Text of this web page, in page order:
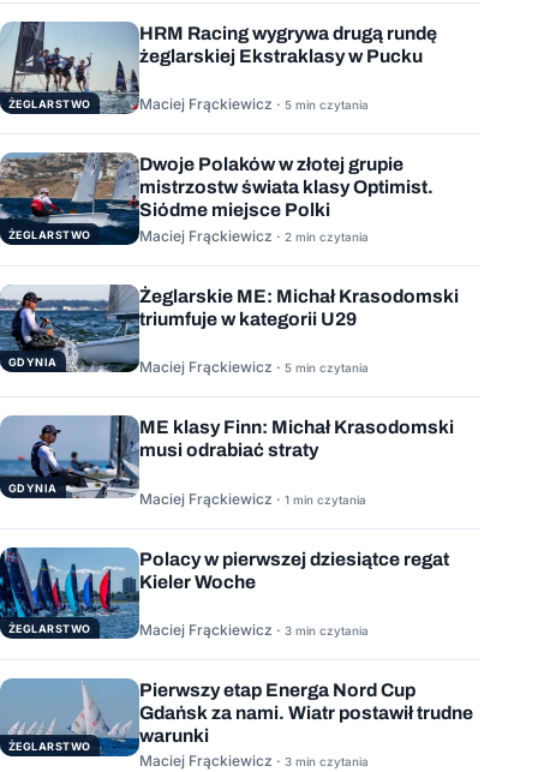
ŻEGLARSTWO
HRM Racing wygrywa drugą rundę
żeglarskiej Ekstraklasy w Pucku
Maciej Frąckiewicz · 5 min czytania
ŻEGLARSTWO
Dwoje Polaków w złotej grupie
mistrzostw świata klasy Optimist.
Siódme miejsce Polki
Maciej Frąckiewicz · 2 min czytania
GDYNIA
Żeglarskie ME: Michał Krasodomski
triumfuje w kategorii U29
Maciej Frąckiewicz · 5 min czytania
GDYNIA
ME klasy Finn: Michał Krasodomski
musi odrabiać straty
Maciej Frąckiewicz · 1 min czytania
ŻEGLARSTWO
Polacy w pierwszej dziesiątce regat
Kieler Woche
Maciej Frąckiewicz · 3 min czytania
ŻEGLARSTWO
Pierwszy etap Energa Nord Cup
Gdańsk za nami. Wiatr postawił trudne
warunki
Maciej Frąckiewicz · 3 min czytania